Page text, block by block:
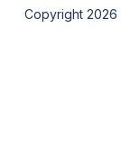
Copyright 2026